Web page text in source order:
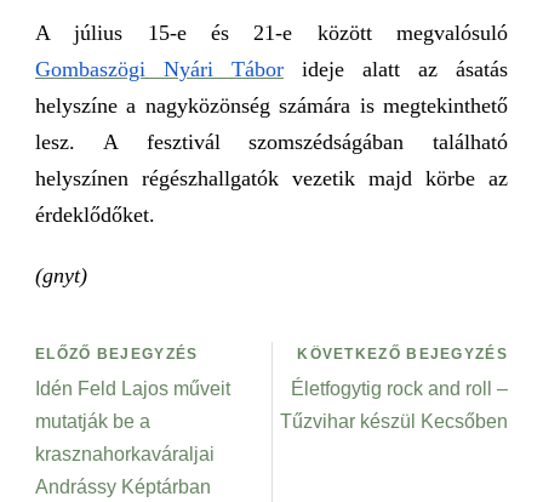
A július 15-e és 21-e között megvalósuló
Gombaszögi Nyári Tábor ideje alatt az ásatás
helyszíne a nagyközönség számára is megtekinthető
lesz. A fesztivál szomszédságában található
helyszínen régészhallgatók vezetik majd körbe az
érdeklődőket.
(gnyt)
ELŐZŐ BEJEGYZÉS
Idén Feld Lajos műveit
mutatják be a
krasznahorkaváraljai
Andrássy Képtárban
KÖVETKEZŐ BEJEGYZÉS
Életfogytig rock and roll –
Tűzvihar készül Kecsőben